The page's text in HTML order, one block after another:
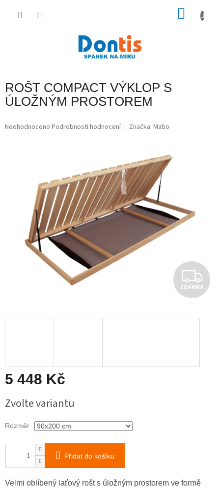
ROŠT COMPACT VÝKLOP S
ÚLOŽNÝM PROSTOREM
Průměrné
Neohodnoceno Podrobnosti hodnocení Značka: Mabo
Z
D
ZDARMA
5 448 Kč
cena:
Zvolte variantu
Rozměr
Přidat do košíku
Velmi oblíbený laťový rošt s úložným prostorem ve formě